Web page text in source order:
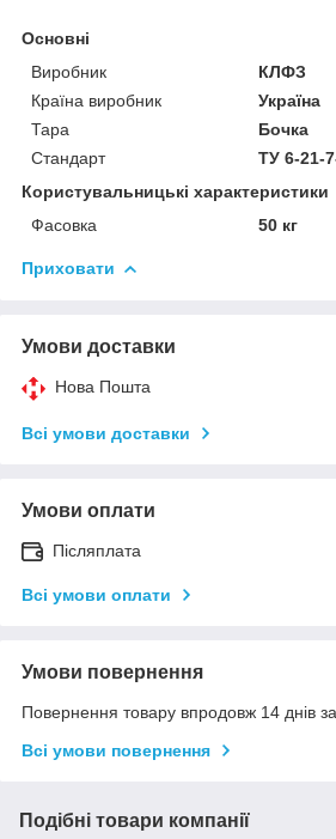
Основні
Виробник
КЛФЗ
Країна виробник
Україна
Тара
Бочка
Стандарт
ТУ 6-21-
Користувальницькі характеристики
Фасовка
50 кг
Приховати
Умови доставки
Нова Пошта
Всі умови доставки
Умови оплати
Післяплата
Всі умови оплати
Умови повернення
Повернення товару впродовж 14 днів
Всі умови повернення
Подібні товари компанії